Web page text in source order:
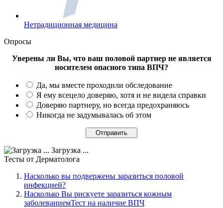
Нетрадиционная медицина
Опросы
Уверены ли Вы, что ваш половой партнер не является
носителем опасного типа ВПЧ?
Да, мы вместе проходили обследование
Я ему всецело доверяю, хотя и не видела справки
Доверяю партнеру, но всегда предохраняюсь
Никогда не задумывалась об этом
Загрузка ...
Тесты от Дерматолога
Насколько вы подвержены заразиться половой
инфекцией?
Насколько Вы рискуете заразиться кожным
заболеваниемТест на наличие ВПЧ